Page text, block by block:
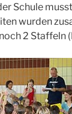
Schule
wurden
2 Staffeln